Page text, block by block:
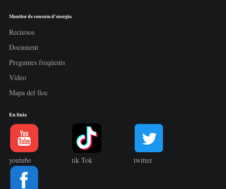
Monitor de consum d'energia
Recursos
Document
Preguntes freqüents
Vídeo
Mapa del lloc
En línia
youtube tik Tok twitter